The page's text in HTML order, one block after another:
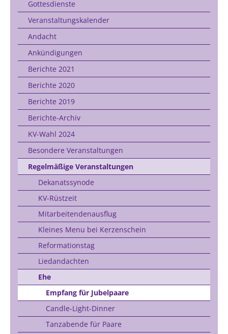
Gottesdienste
Veranstaltungskalender
Andacht
Ankündigungen
Berichte 2021
Berichte 2020
Berichte 2019
Berichte-Archiv
KV-Wahl 2024
Besondere Veranstaltungen
Regelmäßige Veranstaltungen
Dekanatssynode
KV-Rüstzeit
Mitarbeitendenausflug
Kleines Menu bei Kerzenschein
Reformationstag
Liedandachten
Ehe
Empfang für Jubelpaare
Candle-Light-Dinner
Tanzabende für Paare